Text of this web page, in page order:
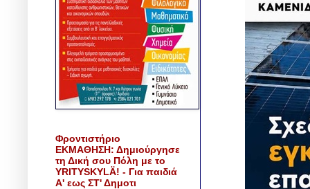
Φροντιστήριο
ΕΚΜΑΘΗΣΗ: Δημιούργησε
τη Δική σου Πόλη με το
YRITYSKYLÄ! - Για παιδιά
Α' εως ΣΤ' Δημοτι